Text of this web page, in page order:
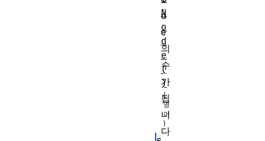
d
e
의
수
가
됩
니
다
N
o
d
e
(
)